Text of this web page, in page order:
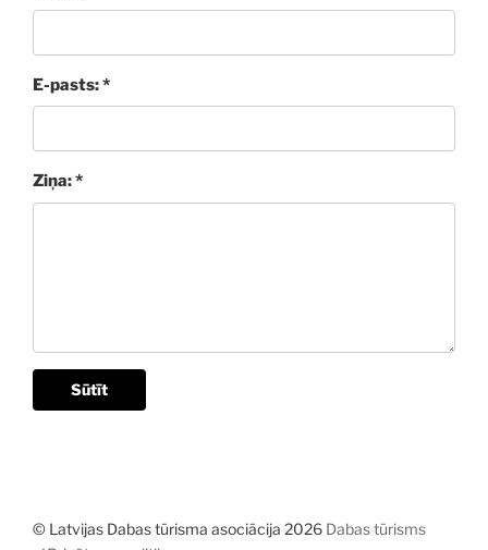
E-pasts: *
Ziņa: *
Sūtīt
© Latvijas Dabas tūrisma asociācija 2026 Dabas tūrisms